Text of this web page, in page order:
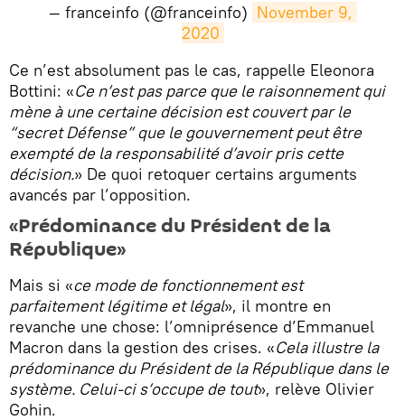
— franceinfo (@franceinfo) November 9,
2020
​Ce n’est absolument pas le cas, rappelle Eleonora
Bottini: «Ce n’est pas parce que le raisonnement qui
mène à une certaine décision est couvert par le
“secret Défense” que le gouvernement peut être
exempté de la responsabilité d’avoir pris cette
décision.» De quoi retoquer certains arguments
avancés par l’opposition.
«Prédominance du Président de la
République»
Mais si «ce mode de fonctionnement est
parfaitement légitime et légal», il montre en
revanche une chose: l’omniprésence d’Emmanuel
Macron dans la gestion des crises. «Cela illustre la
prédominance du Président de la République dans le
système. Celui-ci s’occupe de tout», relève Olivier
Gohin.